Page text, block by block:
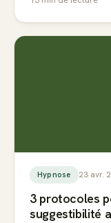
Hypnose 23 avr.
3 protocoles
suggestibilité